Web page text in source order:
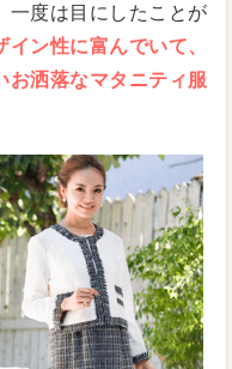
一度は目にしたことが
イン性に富んでいて、
お洒落なマタニティ服